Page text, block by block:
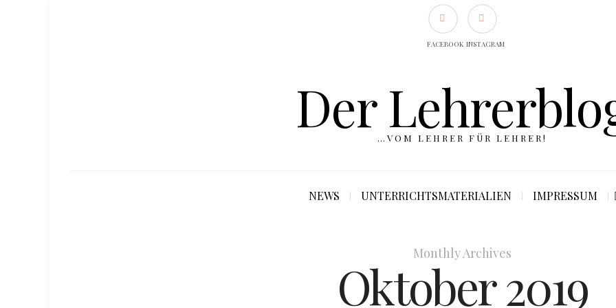
FACEBOOK INSTAGRAM
Der…VOM LEHRER FÜR LEHRER!
NEWS UNTERRICHTSMATERIALIEN IMPRESSUM
Monthly Archives
Oktober 2019